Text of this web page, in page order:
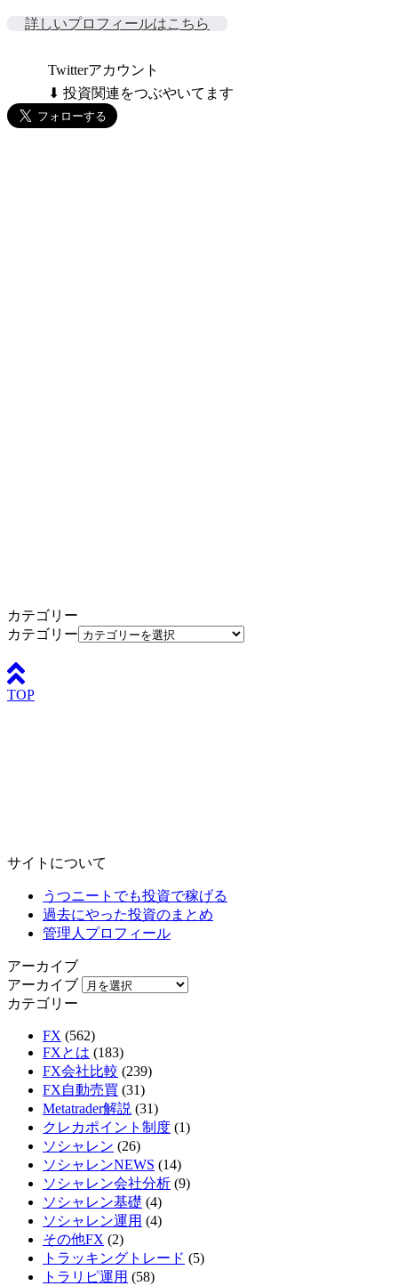
詳しいプロフィールはこちら
Twitterアカウント
⬇ 投資関連をつぶやいてます
カテゴリー
カテゴリー
TOP
サイトについて
うつニートでも投資で稼げる
過去にやった投資のまとめ
管理人プロフィール
アーカイブ
アーカイブ
カテゴリー
FX (562)
FXとは (183)
FX会社比較 (239)
FX自動売買 (31)
Metatrader解説 (31)
クレカポイント制度 (1)
ソシャレン (26)
ソシャレンNEWS (14)
ソシャレン会社分析 (9)
ソシャレン基礎 (4)
ソシャレン運用 (4)
その他FX (2)
トラッキングトレード (5)
トラリピ運用 (58)